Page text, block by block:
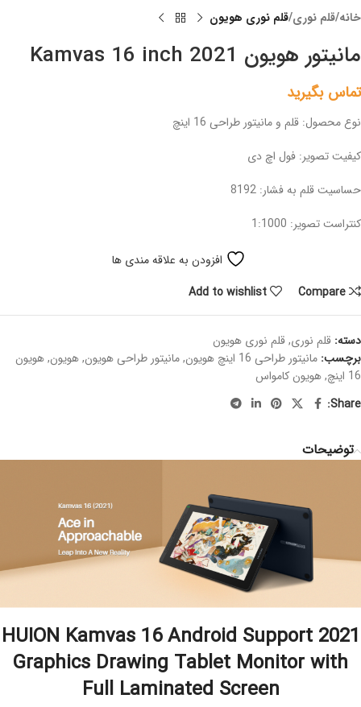
خانه قلم نوری قلم نوری هویون
مانیتور هویون Kamvas 16 inch 2021
تماس بگیرید
نوع محصول: قلم و مانیتور طراحی 16 اینچ
کیفیت تصویر: فول اچ دی
حساسیت قلم به فشار: 8192
کنتراست تصویر: 1:1000
افزودن به علاقه مندی ها
Compare
Add to wishlist
دسته: قلم نوری,قلم نوری هویون
برچسب: مانیتور طراحی 16 اینچ هویون ,مانیتور طراحی هویون,هویون,هویون
16 اینچ
,هویون کامواس
Share:
توضیحات
2021 HUION Kamvas 16 Android Support
Graphics Drawing Tablet Monitor with
Full Laminated Screen